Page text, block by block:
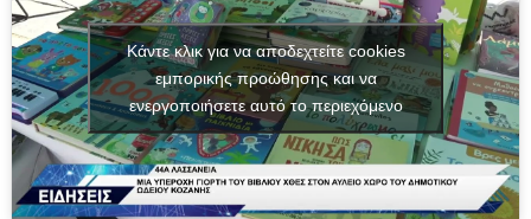
Κάντε κλικ για να αποδεχτείτε cookies
εμπορικής προώθησης και να
ενεργοποιήσετε αυτό το περιεχόμενο